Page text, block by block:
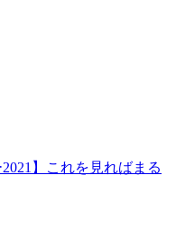
】これを見ればまる